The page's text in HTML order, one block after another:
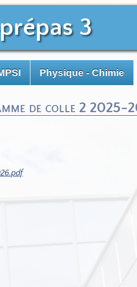
3
Physique - Chimie
de colle 2 2025-